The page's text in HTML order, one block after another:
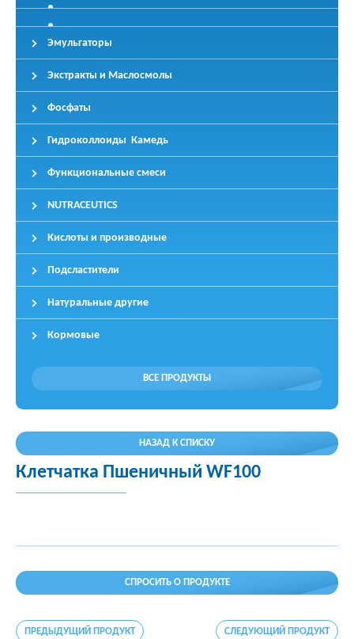
Эмульгаторы
Экстракты и Маслосмолы
Фосфаты
Гидроколлоиды Камедь
Функциональные смеси
NUTRACEUTICS
Кислоты и производные
Подсластители
Натуральные другие
Кормовые
ВСЕ ПРОДУКТЫ
НАЗАД К СПИСКУ
Клетчатка Пшеничный WF100
СПРОСИТЬ О ПРОДУКТЕ
ПРЕДЫДУЩИЙ ПРОДУКТ СЛЕДУЮЩИЙ ПРОДУКТ